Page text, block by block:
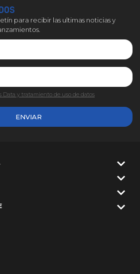
para recibir las ultimas noticias y
ENVIAR
Data y tratamiento de uso de datos